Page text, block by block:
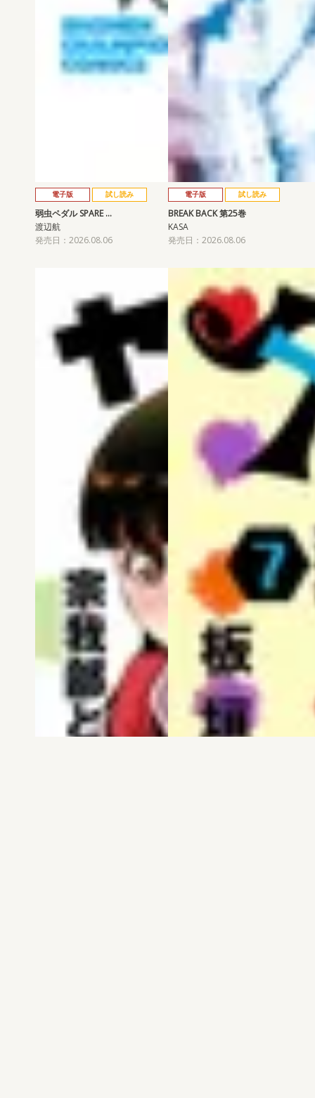
電子版 試し読み
弱虫ペダル SPARE …
渡辺航
発売日：2026.08.06
電子版 試し読み
BREAK BACK 第25巻
KASA
発売日：2026.08.06